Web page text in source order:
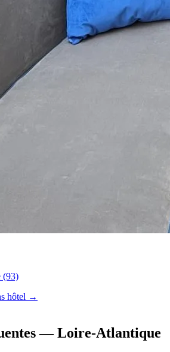
(93)
hôtel →
— Loire-Atlantique